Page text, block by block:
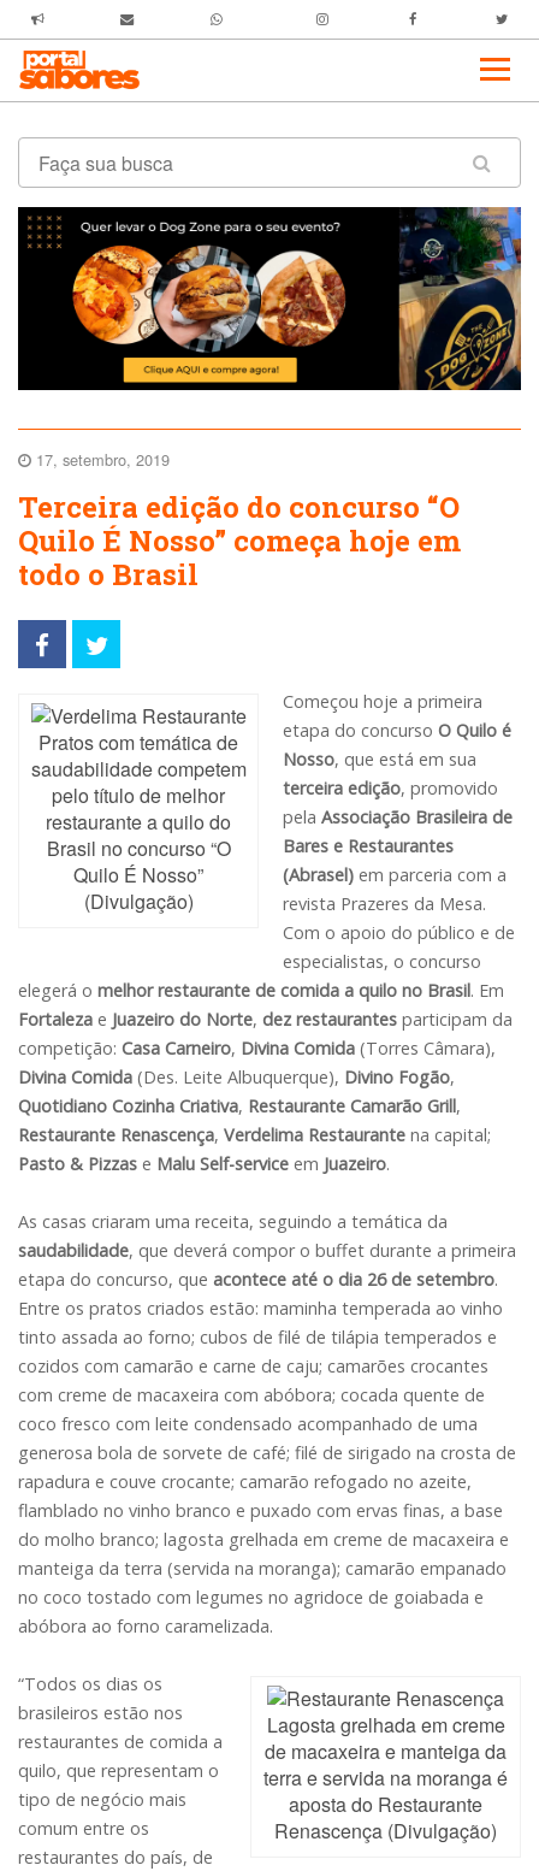
17, setembro, 2019
Terceira edição do concurso “O
Quilo É Nosso” começa hoje em
todo o Brasil
Pratos com temática de
saudabilidade competem
pelo título de melhor
restaurante a quilo do
Brasil no concurso “O
Quilo É Nosso”
(Divulgação)
Começou hoje a primeira
etapa do concurso O Quilo é
Nosso, que está em sua
terceira edição, promovido
pela Associação Brasileira de
Bares e Restaurantes
(Abrasel) em parceria com a
revista Prazeres da Mesa.
Com o apoio do público e de
especialistas, o concurso
elegerá o melhor restaurante de comida a quilo no Brasil. Em
Fortaleza e Juazeiro do Norte, dez restaurantes participam da
competição: Casa Carneiro, Divina Comida (Torres Câmara),
Divina Comida (Des. Leite Albuquerque), Divino Fogão,
Quotidiano Cozinha Criativa, Restaurante Camarão Grill,
Restaurante Renascença, Verdelima Restaurante na capital;
Pasto & Pizzas e Malu Self-service em Juazeiro.
As casas criaram uma receita, seguindo a temática da
saudabilidade, que deverá compor o buffet durante a primeira
etapa do concurso, que acontece até o dia 26 de setembro.
Entre os pratos criados estão: maminha temperada ao vinho
tinto assada ao forno; cubos de filé de tilápia temperados e
cozidos com camarão e carne de caju; camarões crocantes
com creme de macaxeira com abóbora; cocada quente de
coco fresco com leite condensado acompanhado de uma
generosa bola de sorvete de café; filé de sirigado na crosta de
rapadura e couve crocante; camarão refogado no azeite,
flamblado no vinho branco e puxado com ervas finas, a base
do molho branco; lagosta grelhada em creme de macaxeira e
manteiga da terra (servida na moranga); camarão empanado
no coco tostado com legumes no agridoce de goiabada e
abóbora ao forno caramelizada.
Lagosta grelhada em creme
de macaxeira e manteiga da
terra e servida na moranga é
aposta do Restaurante
Renascença (Divulgação)
“Todos os dias os
brasileiros estão nos
restaurantes de comida a
quilo, que representam o
tipo de negócio mais
comum entre os
restaurantes do país, de